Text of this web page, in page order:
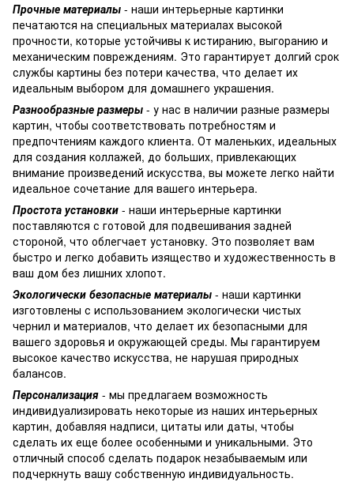
Прочные материалы - наши интерьерные картинки
печатаются на специальных материалах высокой
прочности, которые устойчивы к истиранию, выгоранию и
механическим повреждениям. Это гарантирует долгий срок
службы картины без потери качества, что делает их
идеальным выбором для домашнего украшения.
Разнообразные размеры - у нас в наличии разные размеры
картин, чтобы соответствовать потребностям и
предпочтениям каждого клиента. От маленьких, идеальных
для создания коллажей, до больших, привлекающих
внимание произведений искусства, вы можете легко найти
идеальное сочетание для вашего интерьера.
Простота установки - наши интерьерные картинки
поставляются с готовой для подвешивания задней
стороной, что облегчает установку. Это позволяет вам
быстро и легко добавить изящество и художественность в
ваш дом без лишних хлопот.
Экологически безопасные материалы - наши картинки
изготовлены с использованием экологически чистых
чернил и материалов, что делает их безопасными для
вашего здоровья и окружающей среды. Мы гарантируем
высокое качество искусства, не нарушая природных
балансов.
Персонализация - мы предлагаем возможность
индивидуализировать некоторые из наших интерьерных
картин, добавляя надписи, цитаты или даты, чтобы
сделать их еще более особенными и уникальными. Это
отличный способ сделать подарок незабываемым или
подчеркнуть вашу собственную индивидуальность.